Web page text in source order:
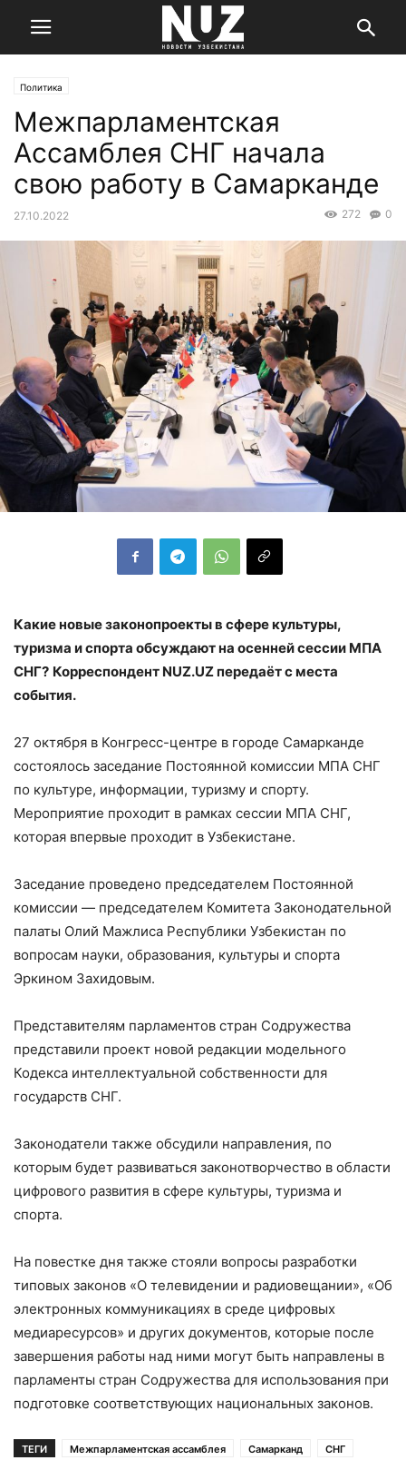
Политика
Межпарламентская
Ассамблея СНГ начала
свою работу в Самарканде
27.10.2022 0
272
Какие новые законопроекты в сфере культуры,
туризма и спорта обсуждают на осенней сессии МПА
СНГ? Корреспондент NUZ.UZ передаёт с места
события.
27 октября в Конгресс-центре в городе Самарканде
состоялось заседание Постоянной комиссии МПА СНГ
по культуре, информации, туризму и спорту.
Мероприятие проходит в рамках сессии МПА СНГ,
которая впервые проходит в Узбекистане.
Заседание проведено председателем Постоянной
комиссии — председателем Комитета Законодательной
палаты Олий Мажлиса Республики Узбекистан по
вопросам науки, образования, культуры и спорта
Эркином Захидовым.
Представителям парламентов стран Содружества
представили проект новой редакции модельного
Кодекса интеллектуальной собственности для
государств СНГ.
Законодатели также обсудили направления, по
которым будет развиваться законотворчество в области
цифрового развития в сфере культуры, туризма и
спорта.
На повестке дня также стояли вопросы разработки
типовых законов «О телевидении и радиовещании», «Об
электронных коммуникациях в среде цифровых
медиаресурсов» и других документов, которые после
завершения работы над ними могут быть направлены в
парламенты стран Содружества для использования при
подготовке соответствующих национальных законов.
ТЕГИ Межпарламентская ассамблея Самарканд СНГ